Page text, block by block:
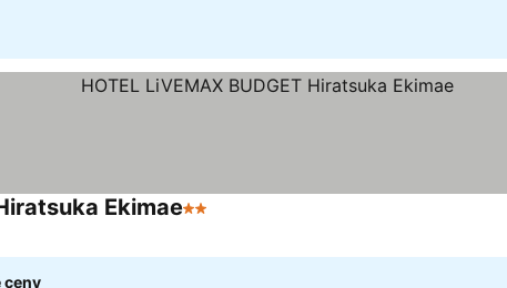
Ekimae2 Počet hviezdičiek
ceny